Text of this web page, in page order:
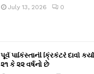
July 13, 2026 0
પૂર્વ પાકિસ્તાની ક્રિકેટરે દાવો
૨૧ કે ૨૨ વર્ષનો છે